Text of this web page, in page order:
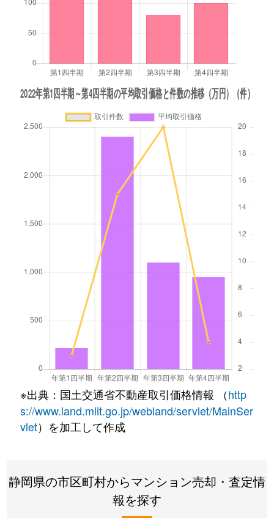
※出典：国土交通省不動産取引価格情報 （http
s://www.land.mlit.go.jp/webland/servlet/MainSer
vlet）を加工して作成
静岡県の市区町村からマンション売却・査定情
報を探す